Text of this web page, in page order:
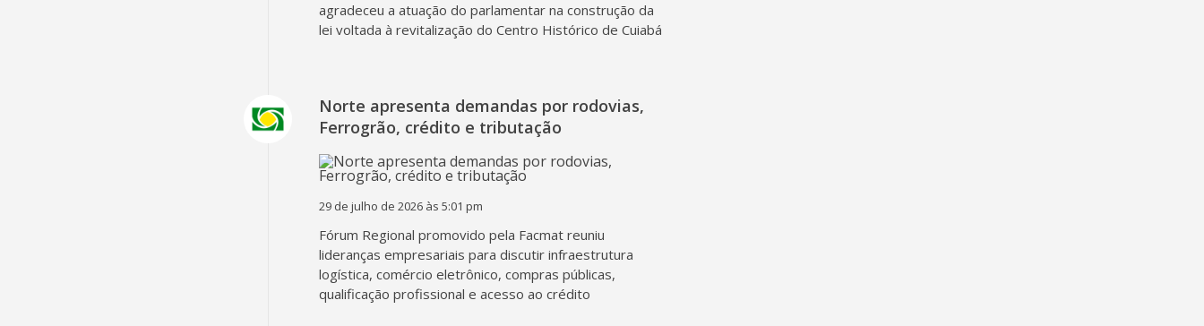
agradeceu a atuação do parlamentar na construção da
lei voltada à revitalização do Centro Histórico de Cuiabá
Norte apresenta demandas por rodovias,
Ferrogrão, crédito e tributação
29 de julho de 2026 às 5:01 pm
Fórum Regional promovido pela Facmat reuniu
lideranças empresariais para discutir infraestrutura
logística, comércio eletrônico, compras públicas,
qualificação profissional e acesso ao crédito